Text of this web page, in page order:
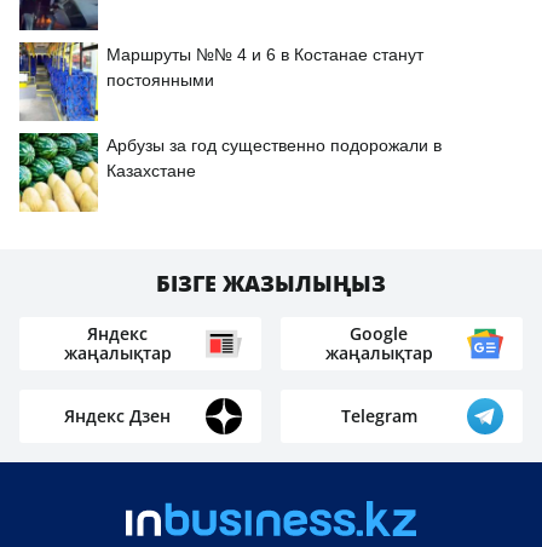
Маршруты №№ 4 и 6 в Костанае станут
постоянными
Арбузы за год существенно подорожали в
Казахстане
БІЗГЕ ЖАЗЫЛЫҢЫЗ
Яндекс
жаңалықтар
Google
жаңалықтар
Яндекс Дзен Telegram